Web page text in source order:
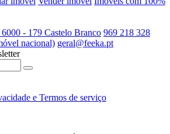
- 179 Castelo Branco 969 218 328
nacional) geral@feeka.pt
e Termos de serviço